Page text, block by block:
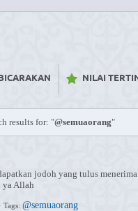
NILAI
results for: "@semuaorang"
jodoh yang tulus
ya Allah
· Tags: @semuaorang